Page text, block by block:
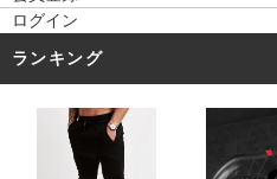
ログイン
ランキング